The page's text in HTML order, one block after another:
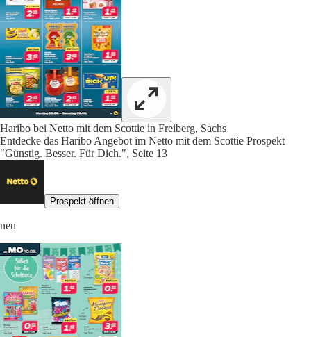
Haribo bei Netto mit dem Scottie in Freiberg, Sachs
Entdecke das Haribo Angebot im Netto mit dem Scottie Prospekt
"Günstig. Besser. Für Dich.", Seite 13
Prospekt öffnen
neu